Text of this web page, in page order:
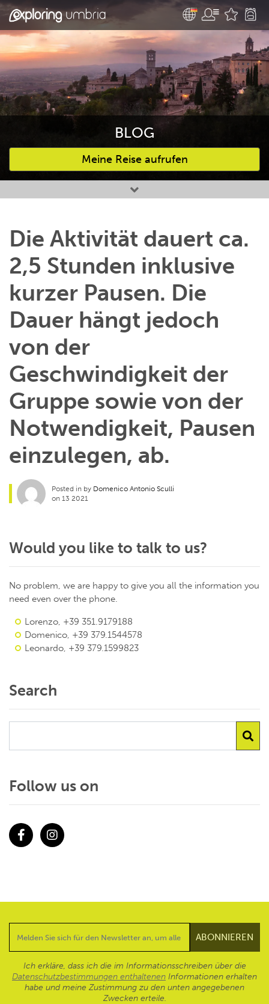
BLOG
Meine Reise aufrufen
Bevorzugte Aktivitäten
Die Aktivität dauert ca.
2,5 Stunden inklusive
kurzer Pausen. Die
Dauer hängt jedoch
von der
Geschwindigkeit der
Gruppe sowie von der
Notwendigkeit, Pausen
einzulegen, ab.
Posted in by Domenico Antonio Sculli
on 13 2021
Would you like to talk to us?
No problem, we are happy to give you all the information you
need even over the phone.
Lorenzo, +39 351.9179188
Domenico, +39 379.1544578
Leonardo, +39 379.1599823
Search
Follow us on
Ich erkläre, dass ich die im Informationsschreiben über die
Datenschutzbestimmungen enthaltenen Informationen erhalten
habe und meine Zustimmung zu den unten angegebenen
Zwecken erteile.